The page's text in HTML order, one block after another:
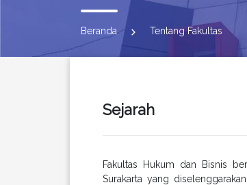
Beranda Tentang Fakultas
Sejarah
Fakultas Hukum dan Bisnis
Surakarta yang